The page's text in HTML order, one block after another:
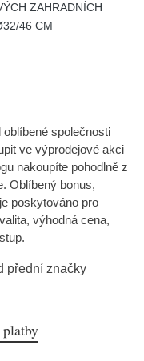
ZAHRADNÍCH
46 CM
společnosti
ve výprodejové akci
nakoupíte pohodlně z
Oblíbený bonus,
poskytováno pro
výhodná cena,
přední značky